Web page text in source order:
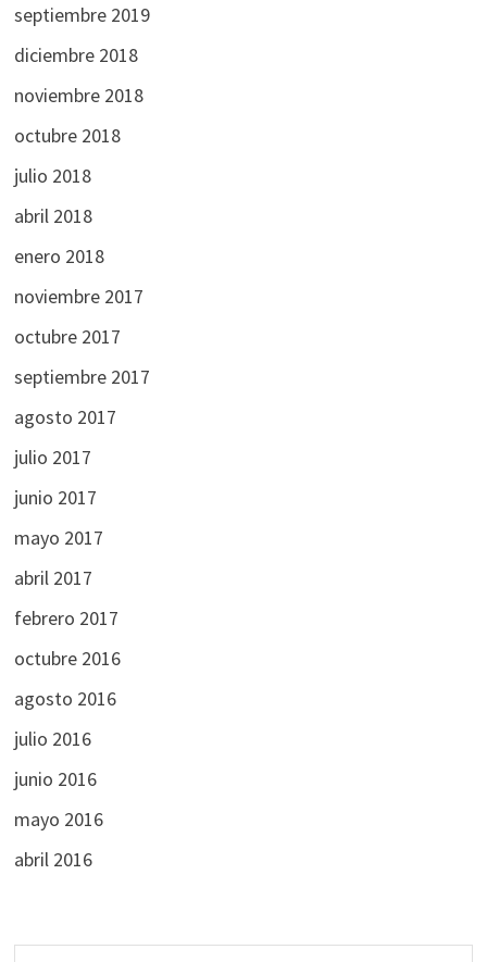
septiembre 2019
diciembre 2018
noviembre 2018
octubre 2018
julio 2018
abril 2018
enero 2018
noviembre 2017
octubre 2017
septiembre 2017
agosto 2017
julio 2017
junio 2017
mayo 2017
abril 2017
febrero 2017
octubre 2016
agosto 2016
julio 2016
junio 2016
mayo 2016
abril 2016